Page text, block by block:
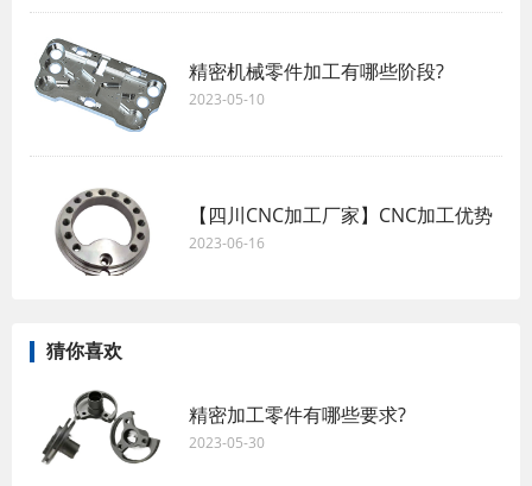
精密机械零件加工有哪些阶段?
2023-05-10
【四川CNC加工厂家】CNC加工优势
2023-06-16
猜你喜欢
精密加工零件有哪些要求?
2023-05-30